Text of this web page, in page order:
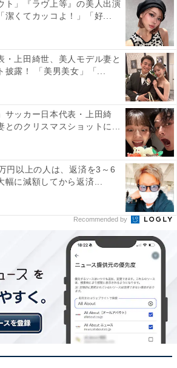
ト」『ラヴ上等』の美人出演
潔くてカッコよ！」「好...
・上田綺世、美人モデル妻と
披露！ 「美男美女」「...
サッカー日本代表・上田綺
とのクリスマスショットに...
円以上の人は、返済を3～6
幅に減額してから返済...
Recommended by